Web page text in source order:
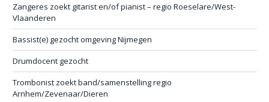
Zangeres zoekt gitarist en/of pianist – regio Roeselare/West-
Vlaanderen
Bassist(e) gezocht omgeving Nijmegen
Drumdocent gezocht
Trombonist zoekt band/samenstelling regio
Arnhem/Zevenaar/Dieren